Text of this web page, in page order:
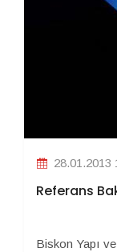
28.01.2013
Referans
Biskon Yapı